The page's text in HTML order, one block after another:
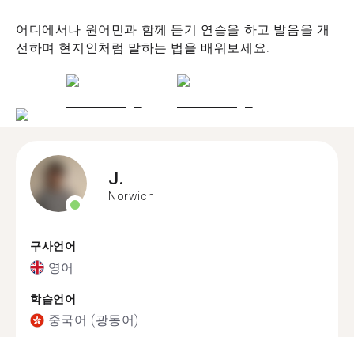
어디에서나 원어민과 함께 듣기 연습을 하고 발음을 개
선하며 현지인처럼 말하는 법을 배워보세요.
J.
Norwich
구사언어
영어
학습언어
중국어 (광동어)